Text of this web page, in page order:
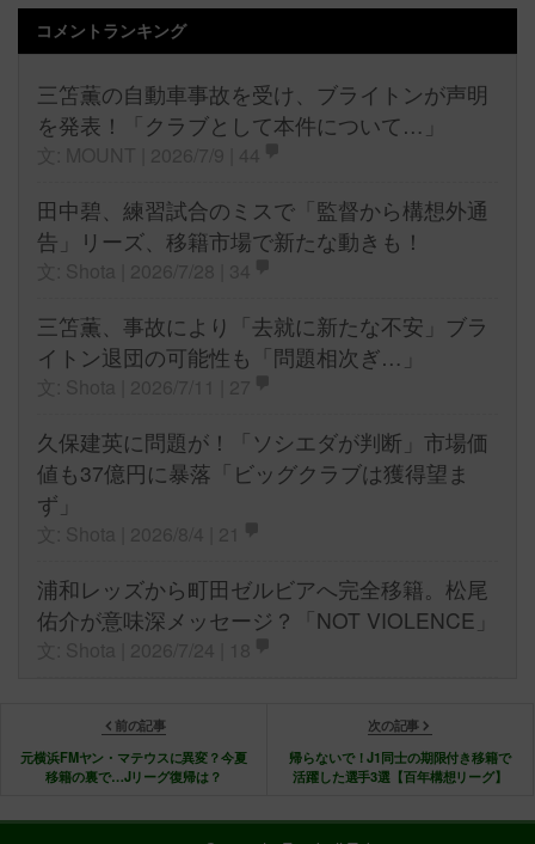
コメントランキング
三笘薫の自動車事故を受け、ブライトンが声明
を発表！「クラブとして本件について…」
田中碧、練習試合のミスで「監督から構想外通
告」リーズ、移籍市場で新たな動きも！
三笘薫、事故により「去就に新たな不安」ブラ
イトン退団の可能性も「問題相次ぎ…」
久保建英に問題が！「ソシエダが判断」市場価
値も37億円に暴落「ビッグクラブは獲得望ま
ず」
浦和レッズから町田ゼルビアへ完全移籍。松尾
佑介が意味深メッセージ？「NOT VIOLENCE」
前の記事
元横浜FMヤン・マテウスに異変？今夏
移籍の裏で…Jリーグ復帰は？
次の記事
帰らないで！J1同士の期限付き移籍で
活躍した選手3選【百年構想リーグ】